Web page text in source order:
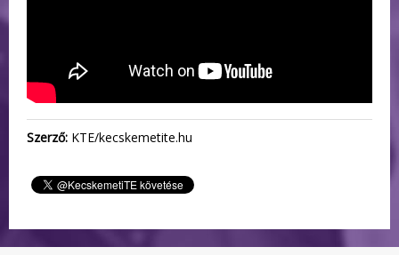
Szerző: KTE/kecskemetite.hu